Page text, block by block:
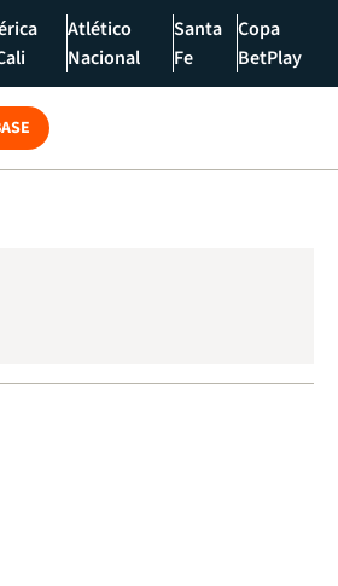
Atlético
Nacional
Santa
Fe
Copa
BetPlay